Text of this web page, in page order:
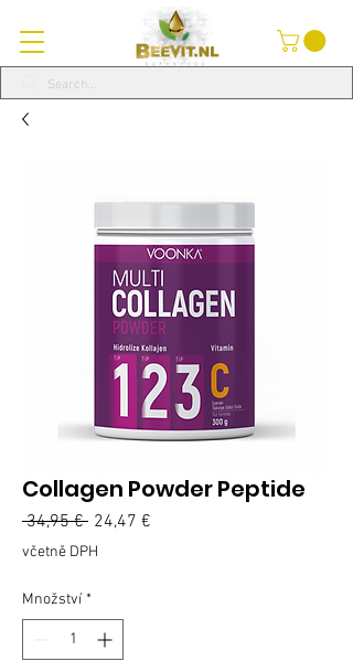
Collagen Powder Peptide
34,95 € Běžná
cena
24,47 €
včetně DPH
Množství *